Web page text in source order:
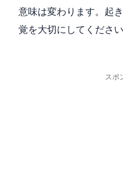
意味は変わります。起
覚を大切にしてください
スポ